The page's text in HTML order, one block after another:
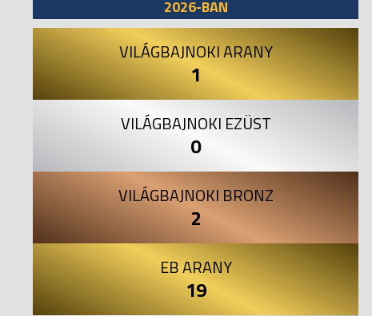
2026-BAN
VILÁGBAJNOKI ARANY
1
VILÁGBAJNOKI EZÜST
0
VILÁGBAJNOKI BRONZ
2
EB ARANY
19